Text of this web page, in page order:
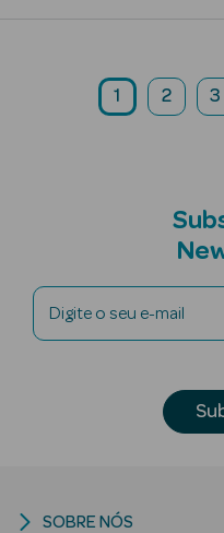
Ver Tudo
Coffrets
1 2 3
Digite o seu e-mail
SOBRE NÓS